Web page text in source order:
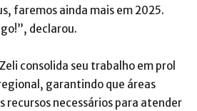
faremos ainda mais em 2025.
declarou.
consolida seu trabalho em prol
garantindo que áreas
recursos necessários para atender